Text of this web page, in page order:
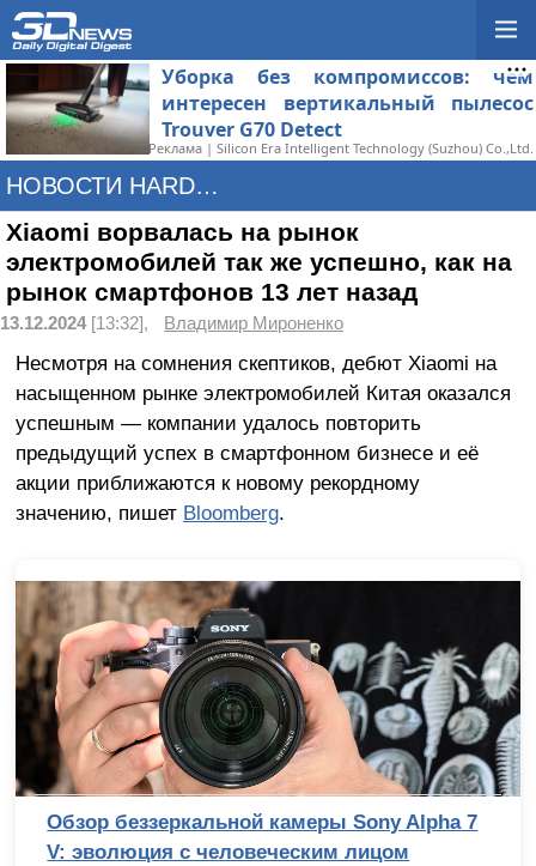
Уборка без компромиссов: чем
интересен вертикальный пылесос
Trouver G70 Detect
Реклама | Silicon Era Intelligent Technology (Suzhou) Co.,Ltd.
НОВОСТИ HARDWARE
Xiaomi ворвалась на рынок
электромобилей так же успешно, как на
рынок смартфонов 13 лет назад
13.12.2024[13:32], Владимир Мироненко
Несмотря на сомнения скептиков, дебют Xiaomi на
насыщенном рынке электромобилей Китая оказался
успешным — компании удалось повторить
предыдущий успех в смартфонном бизнесе и её
акции приближаются к новому рекордному
значению, пишет Bloomberg.
Обзор беззеркальной камеры Sony Alpha 7
V: эволюция с человеческим лицом